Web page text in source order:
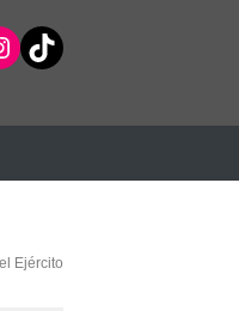
TikTok
el Ejército